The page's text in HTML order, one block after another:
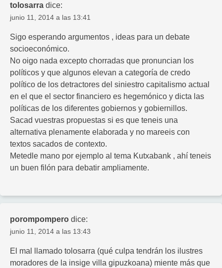
tolosarra dice:
junio 11, 2014 a las 13:41
Sigo esperando argumentos , ideas para un debate
socioeconómico.
No oigo nada excepto chorradas que pronuncian los
políticos y que algunos elevan a categoría de credo
político de los detractores del siniestro capitalismo actual
en el que el sector financiero es hegemónico y dicta las
políticas de los diferentes gobiernos y gobiernillos.
Sacad vuestras propuestas si es que teneis una
alternativa plenamente elaborada y no mareeis con
textos sacados de contexto.
Metedle mano por ejemplo al tema Kutxabank , ahí teneis
un buen filón para debatir ampliamente.
porompompero dice:
junio 11, 2014 a las 13:43
El mal llamado tolosarra (qué culpa tendrán los ilustres
moradores de la insige villa gipuzkoana) miente más que